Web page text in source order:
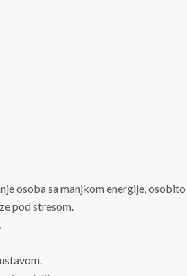
osoba sa manjkom energije,
pod stresom.